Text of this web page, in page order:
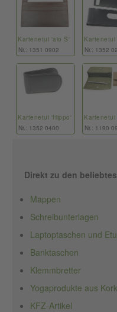
Kartenetui 'aio S'
Nr.: 1351 0902
Kartenetui
Nr.: 1352
Kartenetui 'Hippo'
Nr.: 1352 0400
Nr.: 1190
Direkt zu den
Mappen
Schreibunterlagen
Laptoptaschen und
Banktaschen
Klemmbretter
Yogaprodukte aus Kork
KFZ-Artikel